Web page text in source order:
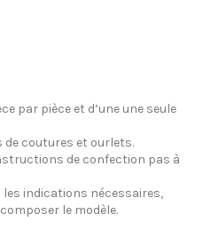
par pièce et d’une une seule
de coutures et ourlets.
de confection pas à
indications nécessaires,
le modèle.